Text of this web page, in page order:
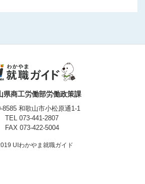
トップ
県商工労働部労働政策課
8585 和歌山市小松原通1-1
TEL 073-441-2807
FAX 073-422-5004
UIわかやま就職ガイド